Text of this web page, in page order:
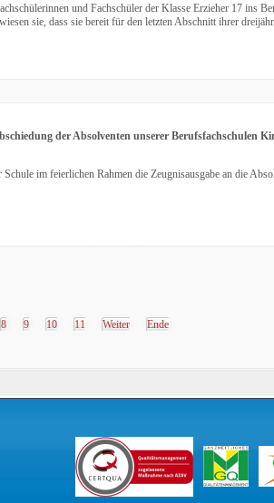
und Fachschüler der Klasse Erzieher 17 ins
sie, dass sie bereit für den letzten Abschnitt ihrer
der Absolventen unserer Berufsfachschulen
im feierlichen Rahmen die Zeugnisausgabe an die
8 9 10 11 Weiter Ende